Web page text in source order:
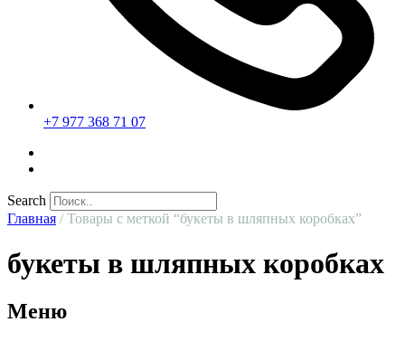
+7 977 368 71 07
Search
Главная / Товары с меткой “букеты в шляпных коробках”
букеты в шляпных коробках
Меню